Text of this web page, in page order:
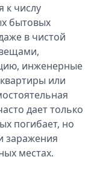
к числу
бытовых
в чистой
инженерные
или
дает только
погибает, но
заражения
местах.